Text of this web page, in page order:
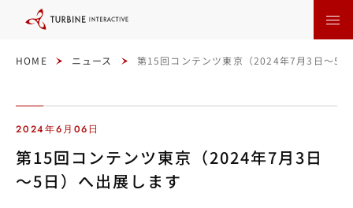
HOME ニュース 第15回コンテンツ東京（2024年7月3日～5
2024年6月06日
第15回コンテンツ東京（2024年7月3日
～5日）へ出展します